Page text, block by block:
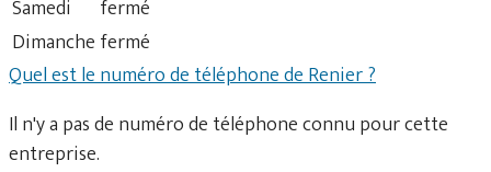
Samedi
fermé
Dimanche fermé
Quel est le numéro de téléphone de Renier ?
Il n'y a pas de numéro de téléphone connu pour cette
entreprise.